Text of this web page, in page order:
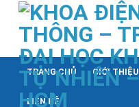
content
TRANG CHỦ GIỚI THIỆU
LIÊN HỆ